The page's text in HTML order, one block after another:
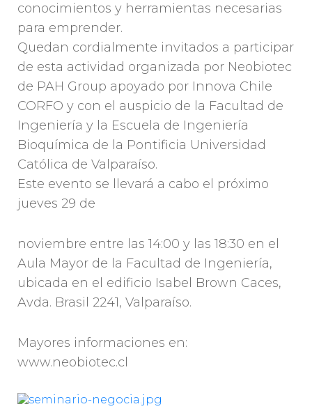
conocimientos y herramientas necesarias
para emprender.
Quedan cordialmente invitados a participar
de esta actividad organizada por Neobiotec
de PAH Group apoyado por Innova Chile
CORFO y con el auspicio de la Facultad de
Ingeniería y la Escuela de Ingeniería
Bioquímica de la Pontificia Universidad
Católica de Valparaíso.
Este evento se llevará a cabo el próximo
jueves 29 de
noviembre entre las 14:00 y las 18:30 en el
Aula Mayor de la Facultad de Ingeniería,
ubicada en el edificio Isabel Brown Caces,
Avda. Brasil 2241, Valparaíso.
Mayores informaciones en:
www.neobiotec.cl